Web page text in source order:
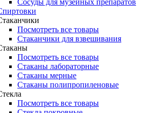
Сосуды для музейных препаратов
Посмотреть все товары
Стаканчики для взвешивания
Посмотреть все товары
Стаканы лабораторные
Стаканы мерные
Стаканы полипропиленовые
Посмотреть все товары